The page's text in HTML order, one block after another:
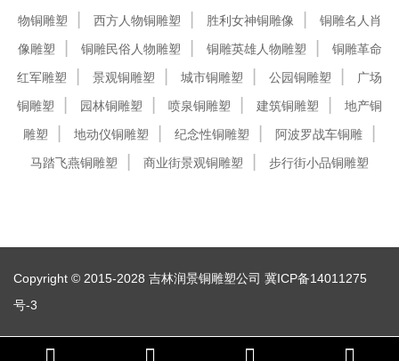
物铜雕塑
西方人物铜雕塑 胜利女神铜雕像
铜雕名人肖
像雕塑
铜雕民俗人物雕塑 铜雕英雄人物雕塑
铜雕革命
红军雕塑
景观铜雕塑 城市铜雕塑 公园铜雕塑
广场
铜雕塑
园林铜雕塑 喷泉铜雕塑 建筑铜雕塑
地产铜
雕塑
地动仪铜雕塑 纪念性铜雕塑
阿波罗战车铜雕
马踏飞燕铜雕塑
商业街景观铜雕塑 步行街小品铜雕塑
Copyright © 2015-2028 吉林润景铜雕塑公司 冀ICP备14011275
号-3